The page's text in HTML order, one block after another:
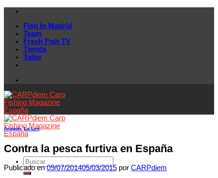
Skip
contentFish In Madrid
Team
Fresh Fish TV
Tienda
Taller
Aragon,La Ley
Contra la pesca furtiva en España
Publicado en09/07/201405/03/2015 por CARPdiem